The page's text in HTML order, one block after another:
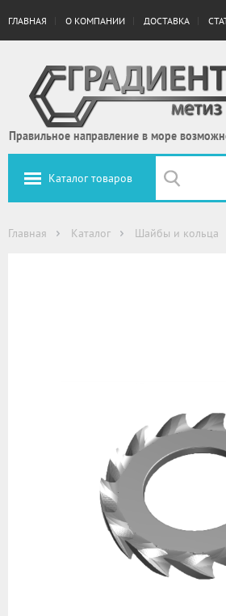
ГЛАВНАЯ О КОМПАНИИ ДОСТАВКА
Правильное направление в море
Каталог товаров
Главная Каталог Шайбы и кольца